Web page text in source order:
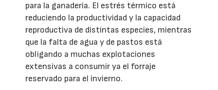
para la ganadería. El estrés térmico está
reduciendo la productividad y la capacidad
reproductiva de distintas especies, mientras
que la falta de agua y de pastos está
obligando a muchas explotaciones
extensivas a consumir ya el forraje
reservado para el invierno.